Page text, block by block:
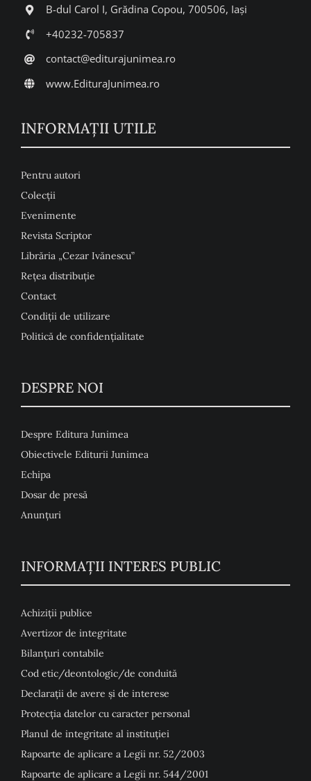
B-dul Carol I, Grădina Copou, 700506, Iași
+40232-705837
contact@editurajunimea.ro
www.EdituraJunimea.ro
INFORMAŢII UTILE
Pentru autori
Colecţii
Evenimente
Revista Scriptor
Librăria „Cezar Ivănescu”
Rețea distribuție
Contact
Condiţii de utilizare
Politică de confidențialitate
DESPRE NOI
Despre Editura Junimea
Obiectivele Editurii Junimea
Echipa
Dosar de presă
Anunţuri
INFORMAȚII INTERES PUBLIC
Achiziții publice
Avertizor de integritate
Bilanțuri contabile
Cod etic/deontologic/de conduită
Declarații de avere și de interese
Protecția datelor cu caracter personal
Planul de integritate al instituției
Rapoarte de aplicare a Legii nr. 52/2003
Rapoarte de aplicare a Legii nr. 544/2001